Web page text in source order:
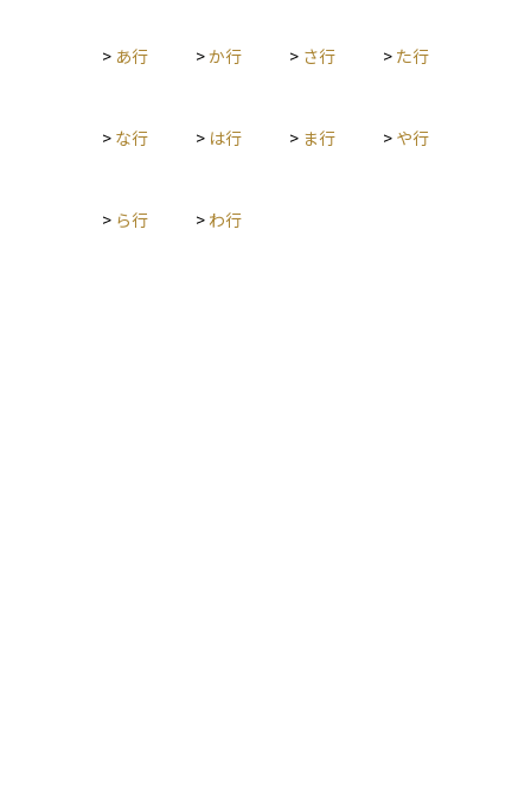
困らないように備える目的で利用されるため、ライフプランに
とが大切です。
> あ行 >か行 > さ行 > た行
> な行 > は行 > ま行 > や行
> ら行 > わ行